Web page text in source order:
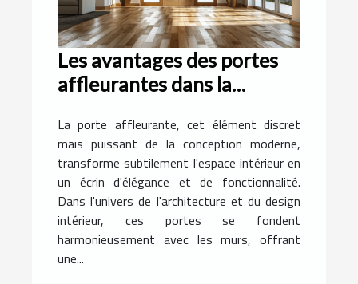
Les avantages des portes
affleurantes dans la
La porte affleurante, cet élément discret
mais puissant de la conception moderne,
transforme subtilement l'espace intérieur en
un écrin d'élégance et de fonctionnalité.
Dans l'univers de l'architecture et du design
intérieur, ces portes se fondent
harmonieusement avec les murs, offrant
une...